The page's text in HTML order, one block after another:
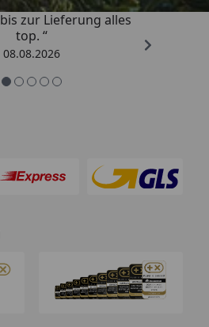
über die
zur Lieferung alles
top. “
08.08.2026